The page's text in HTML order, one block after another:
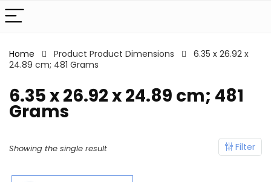
Home Product Product Dimensions
‎6.35 x 26.92 x
24.89 cm; 481 Grams
‎6.35 x 26.92 x 24.89 cm; 481
Grams
Filter
Showing the single result